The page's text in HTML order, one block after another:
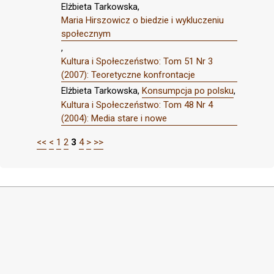
Elżbieta Tarkowska,
Maria Hirszowicz o biedzie i wykluczeniu
społecznym
,
Kultura i Społeczeństwo: Tom 51 Nr 3
(2007): Teoretyczne konfrontacje
Elżbieta Tarkowska, Konsumpcja po polsku,
Kultura i Społeczeństwo: Tom 48 Nr 4
(2004): Media stare i nowe
<< < 1 2 3 4 > >>